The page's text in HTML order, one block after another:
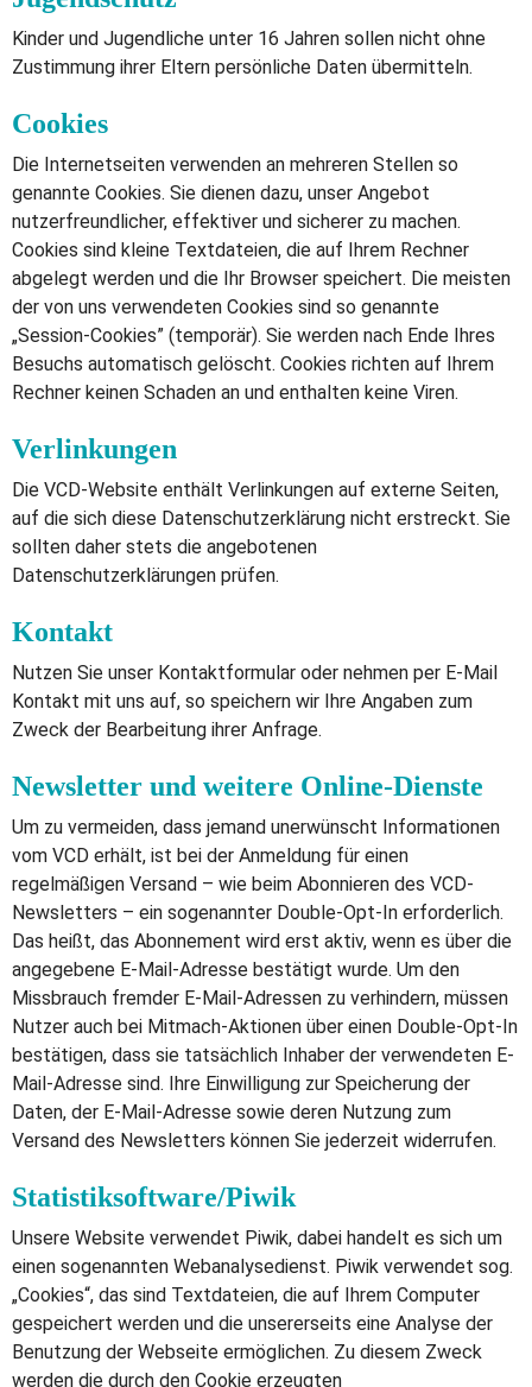
Kinder und Jugendliche unter 16 Jahren sollen nicht ohne
Zustimmung ihrer Eltern persönliche Daten übermitteln.
Cookies
Die Internetseiten verwenden an mehreren Stellen so
genannte Cookies. Sie dienen dazu, unser Angebot
nutzerfreundlicher, effektiver und sicherer zu machen.
Cookies sind kleine Textdateien, die auf Ihrem Rechner
abgelegt werden und die Ihr Browser speichert. Die meisten
der von uns verwendeten Cookies sind so genannte
„Session-Cookies” (temporär). Sie werden nach Ende Ihres
Besuchs automatisch gelöscht. Cookies richten auf Ihrem
Rechner keinen Schaden an und enthalten keine Viren.
Verlinkungen
Die VCD-Website enthält Verlinkungen auf externe Seiten,
auf die sich diese Datenschutzerklärung nicht erstreckt. Sie
sollten daher stets die angebotenen
Datenschutzerklärungen prüfen.
Kontakt
Nutzen Sie unser Kontaktformular oder nehmen per E-Mail
Kontakt mit uns auf, so speichern wir Ihre Angaben zum
Zweck der Bearbeitung ihrer Anfrage.
Newsletter und weitere Online-Dienste
Um zu vermeiden, dass jemand unerwünscht Informationen
vom VCD erhält, ist bei der Anmeldung für einen
regelmäßigen Versand – wie beim Abonnieren des VCD-
Newsletters – ein sogenannter Double-Opt-In erforderlich.
Das heißt, das Abonnement wird erst aktiv, wenn es über die
angegebene E-Mail-Adresse bestätigt wurde. Um den
Missbrauch fremder E-Mail-Adressen zu verhindern, müssen
Nutzer auch bei Mitmach-Aktionen über einen Double-Opt-In
bestätigen, dass sie tatsächlich Inhaber der verwendeten E-
Mail-Adresse sind. Ihre Einwilligung zur Speicherung der
Daten, der E-Mail-Adresse sowie deren Nutzung zum
Versand des Newsletters können Sie jederzeit widerrufen.
Statistiksoftware/Piwik
Unsere Website verwendet Piwik, dabei handelt es sich um
einen sogenannten Webanalysedienst. Piwik verwendet sog.
„Cookies“, das sind Textdateien, die auf Ihrem Computer
gespeichert werden und die unsererseits eine Analyse der
Benutzung der Webseite ermöglichen. Zu diesem Zweck
werden die durch den Cookie erzeugten